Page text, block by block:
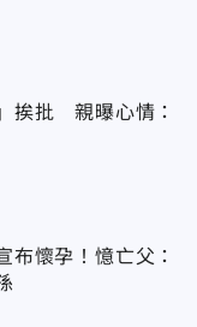
挨批 親曝心情：
布懷孕！憶亡父：